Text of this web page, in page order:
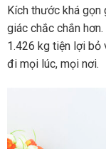
Kích thước khá gọn
giác chắc chắn
1.426 kg tiện lợi bỏ
đi mọi lúc, mọi nơi.